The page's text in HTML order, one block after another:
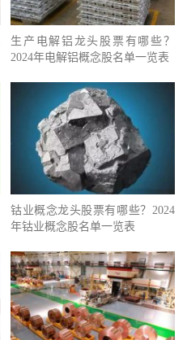
生产电解铝龙头股票有哪些？
2024年电解铝概念股名单一览表
钴业概念龙头股票有哪些？2024
年钴业概念股名单一览表